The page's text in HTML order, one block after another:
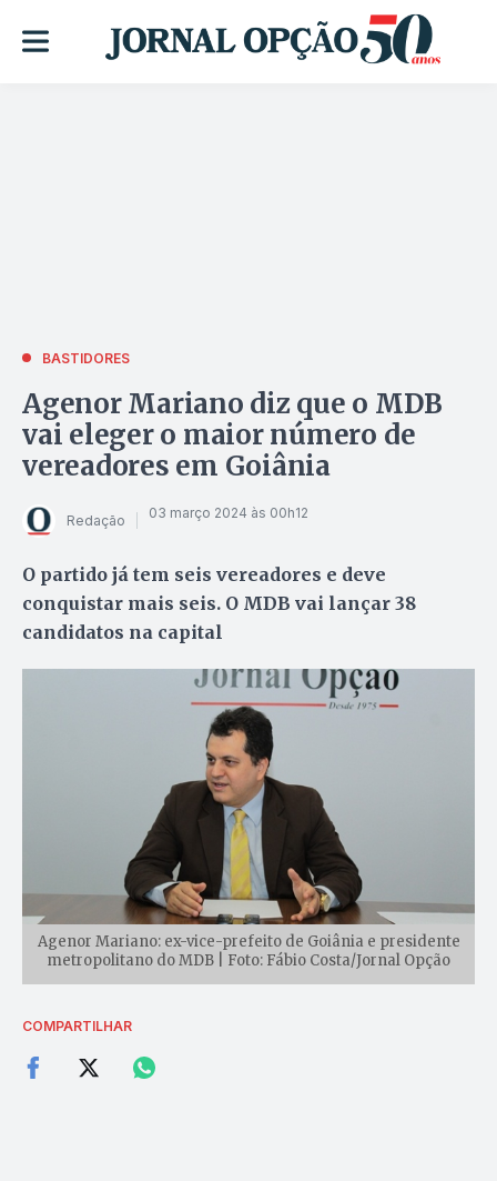
BASTIDORES
Agenor Mariano diz que o MDB
vai eleger o maior número de
vereadores em Goiânia
Redação 03 março 2024 às 00h12
O partido já tem seis vereadores e deve
conquistar mais seis. O MDB vai lançar 38
candidatos na capital
Agenor Mariano: ex-vice-prefeito de Goiânia e presidente
metropolitano do MDB | Foto: Fábio Costa/Jornal Opção
COMPARTILHAR